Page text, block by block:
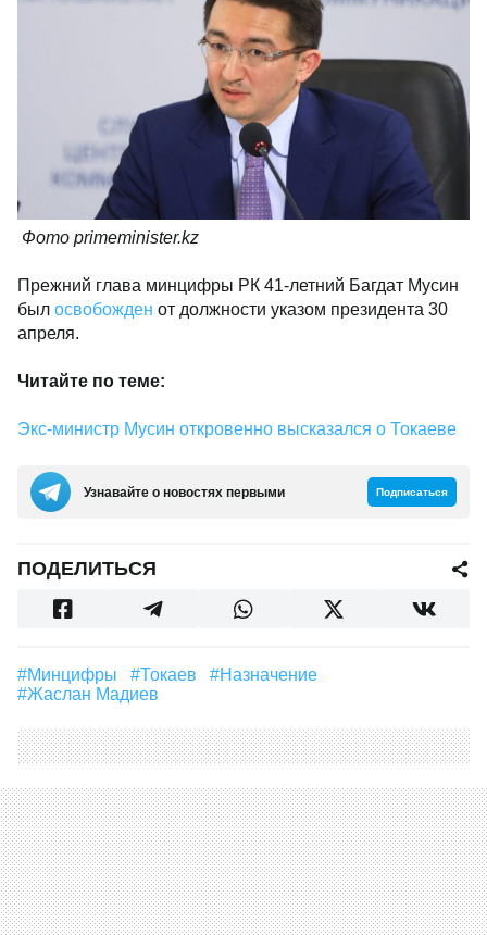
Фото primeminister.kz
Прежний глава минцифры РК 41-летний Багдат Мусин
был освобожден от должности указом президента 30
апреля.
Читайте по теме:
Экс-министр Мусин откровенно высказался о Токаеве
Узнавайте о новостях первыми Подписаться
ПОДЕЛИТЬСЯ
#Минцифры #Токаев
#назначение
#Жаслан Мадиев